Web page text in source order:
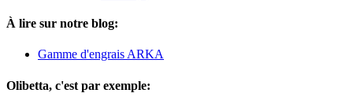
À lire sur notre blog:
Gamme d'engrais ARKA
Olibetta, c'est par exemple: